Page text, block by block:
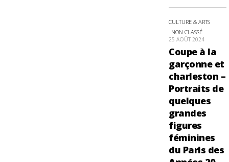
CULTURE & ARTS
NON CLASSÉ
25 AOÛT 2024
Coupe à la
garçonne et
charleston –
Portraits de
quelques
grandes
figures
féminines
du Paris des